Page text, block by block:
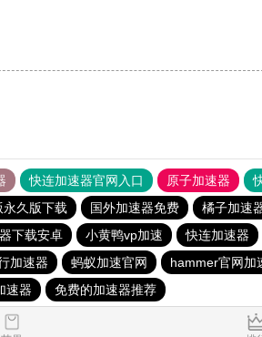
快连加速器官网入口 原子加速器
久版下载 国外加速器免费 橘子加速
下载安卓 小黄鸭vp加速 快连加速器
加速器 蚂蚁加速官网 hammer官网加
速器 免费的加速器推荐